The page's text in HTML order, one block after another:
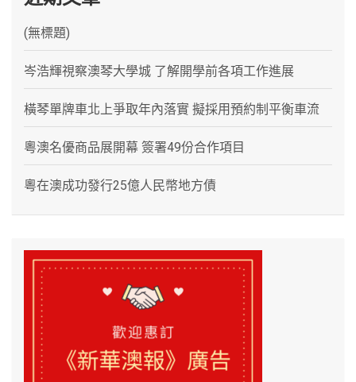
(無標題)
岑浩輝視察澳琴大學城 了解開學前各項工作進展
橫琴單牌車北上爭取年內落實 擬採用預約制平衡車流
粵澳名優商品展開幕 簽署49份合作項目
粵在澳成功發行25億人民幣地方債